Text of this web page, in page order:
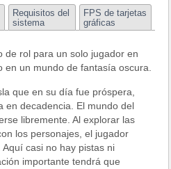
Requisitos del
sistema
FPS de tarjetas
gráficas
de rol para un solo jugador en
un mundo de fantasía oscura.
que en su día fue próspera,
en decadencia. El mundo del
libremente. Al explorar las
los personajes, el jugador
casi no hay pistas ni
importante tendrá que